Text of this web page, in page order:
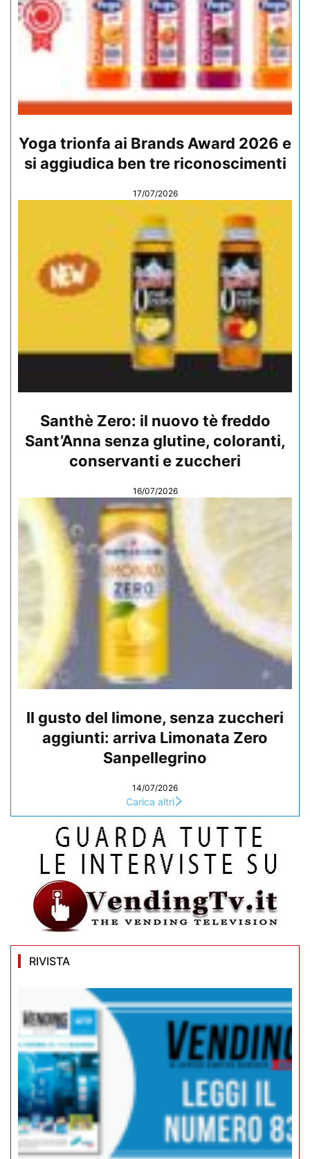
Yoga trionfa ai Brands Award 2026 e
si aggiudica ben tre riconoscimenti
17/07/2026
Santhè Zero: il nuovo tè freddo
Sant’Anna senza glutine, coloranti,
conservanti e zuccheri
16/07/2026
Il gusto del limone, senza zuccheri
aggiunti: arriva Limonata Zero
Sanpellegrino
14/07/2026
Carica altri
RIVISTA